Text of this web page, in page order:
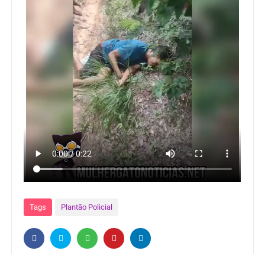
Tags Plantão Policial